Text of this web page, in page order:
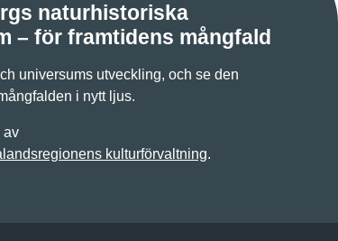
naturhistoriska
– för framtidens mångfald
universums utveckling, och se den
i nytt ljus.
av
kulturförvaltning.